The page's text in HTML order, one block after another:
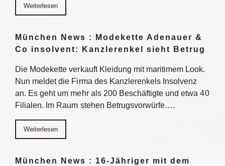
Weiterlesen
München News : Modekette Adenauer &
Co insolvent: Kanzlerenkel sieht Betrug
Die Modekette verkauft Kleidung mit maritimem Look.
Nun meldet die Firma des Kanzlerenkels Insolvenz
an. Es geht um mehr als 200 Beschäftigte und etwa 40
Filialen. Im Raum stehen Betrugsvorwürfe….
Weiterlesen
München News : 16-Jähriger mit dem